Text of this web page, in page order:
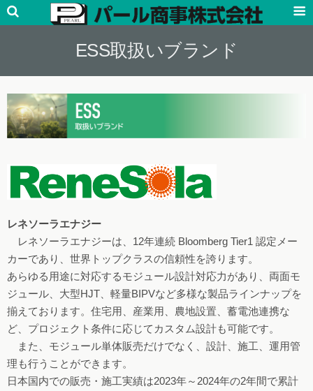
ESS取扱いブランド
レネソーラエナジー
レネソーラエナジーは、12年連続 Bloomberg Tier1 認定メー
カーであり、世界トップクラスの信頼性を誇ります。
あらゆる用途に対応するモジュール設計対応力があり、両面モ
ジュール、大型HJT、軽量BIPVなど多様な製品ラインナップを
揃えております。住宅用、産業用、農地設置、蓄電池連携な
ど、プロジェクト条件に応じてカスタム設計も可能です。
また、モジュール単体販売だけでなく、設計、施工、運用管
理も行うことができます。
日本国内での販売・施工実績は2023年～2024年の2年間で累計